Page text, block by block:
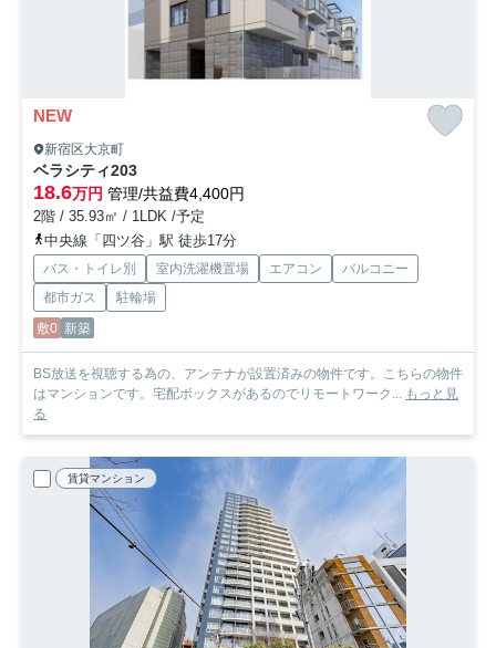
NEW
新宿区大京町
ベラシティ203
18.6万円 管理/共益費4,400円
2階 / 35.93㎡ / 1LDK /予定
中央線「四ツ谷」駅 徒歩17分
バス・トイレ別 室内洗濯機置場 エアコン
バルコニー
都市ガス
駐輪場
敷0 新築
BS放送を視聴する為の、アンテナが設置済みの物件です。こちらの物件
はマンションです。宅配ボックスがあるのでリモートワーク... もっと見
る
賃貸マンション